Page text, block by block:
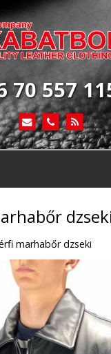
70 557
dzseki
marhabőr dzseki